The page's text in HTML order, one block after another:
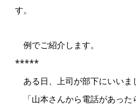
ー
す。
例でご紹介します。
*****
ある日、上司が部下にいいま
「山本さんから電話があった